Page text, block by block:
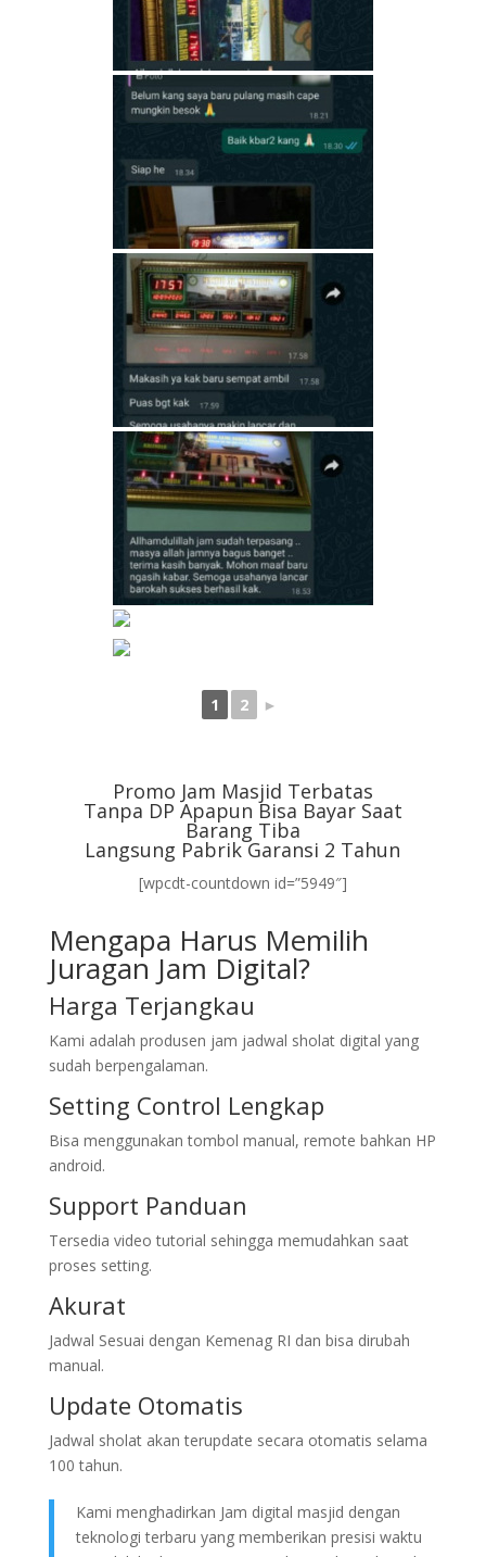
1 2 ►
Promo Jam Masjid Terbatas
Tanpa DP Apapun Bisa Bayar Saat
Barang Tiba
Langsung Pabrik Garansi 2 Tahun
[wpcdt-countdown id=”5949″]
Mengapa Harus Memilih
Juragan Jam Digital?
Harga Terjangkau
Kami adalah produsen jam jadwal sholat digital yang
sudah berpengalaman.
Setting Control Lengkap
Bisa menggunakan tombol manual, remote bahkan HP
android.
Support Panduan
Tersedia video tutorial sehingga memudahkan saat
proses setting.
Akurat
Jadwal Sesuai dengan Kemenag RI dan bisa dirubah
manual.
Update Otomatis
Jadwal sholat akan terupdate secara otomatis selama
100 tahun.
Kami menghadirkan Jam digital masjid dengan
teknologi terbaru yang memberikan presisi waktu